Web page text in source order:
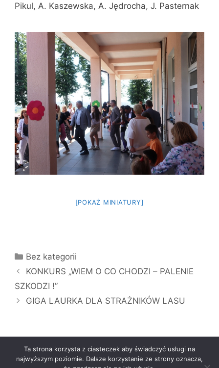
Pikul, A. Kaszewska, A. Jędrocha, J. Pasternak
[POKAŻ MINIATURY]
Kategorie
Bez kategorii
KONKURS „WIEM O CO CHODZI – PALENIE
SZKODZI !”
GIGA LAURKA DLA STRAŻNIKÓW LASU
Ta strona korzysta z ciasteczek aby świadczyć usługi na
najwyższym poziomie. Dalsze korzystanie ze strony oznacza,